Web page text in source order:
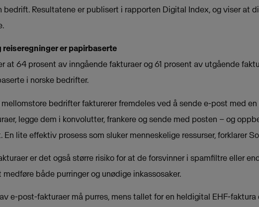
bedrift. Resultatene er publisert i rapporten Digital Index, og viser at
reiseregninger er papirbaserte
at 64 prosent av inngående fakturaer og 61 prosent av utgående
i norske bedrifter.
bedrifter fakturerer fremdeles ved å sende e-post med
legge dem i konvolutter, frankere og sende med posten – og
En lite effektiv prosess som sluker menneskelige ressurser, forklarer
er det også større risiko for at de forsvinner i spamfiltre eller
både purringer og unødige inkassosaker.
e-post-fakturaer må purres, mens tallet for en heldigital EHF-faktura